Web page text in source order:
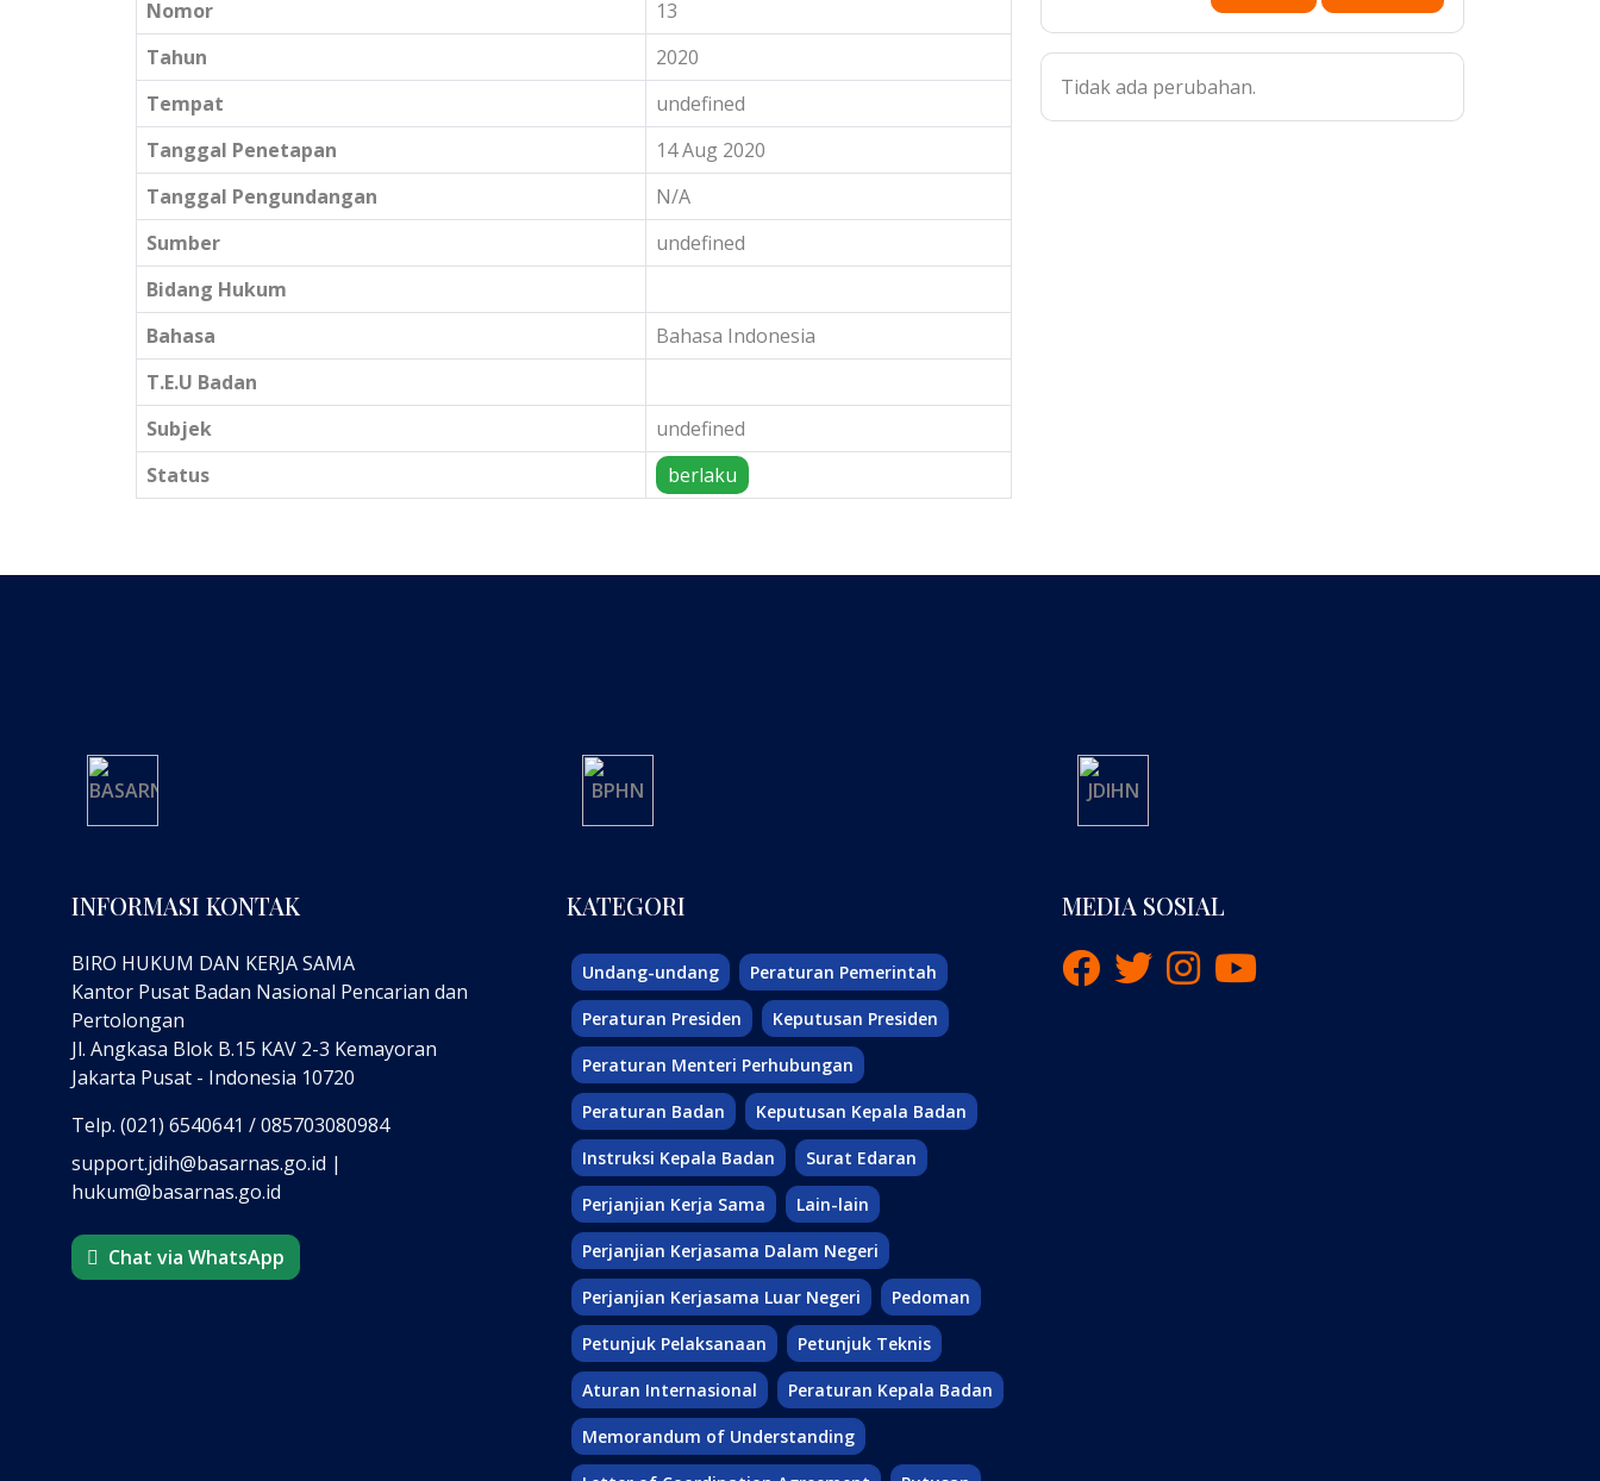
Nomor
13
Tahun
2020
Tempat
undefined
Tanggal Penetapan
14 Aug 2020
Tanggal Pengundangan
N/A
Sumber
undefined
Bidang Hukum
Bahasa
Bahasa Indonesia
T.E.U Badan
Subjek
undefined
Status
berlaku
Tidak ada perubahan.
INFORMASI KONTAK
BIRO HUKUM DAN KERJA SAMA
Kantor Pusat Badan Nasional Pencarian dan
Pertolongan
Jl. Angkasa Blok B.15 KAV 2-3 Kemayoran
Jakarta Pusat - Indonesia 10720
Telp. (021) 6540641 / 085703080984
support.jdih@basarnas.go.id |
hukum@basarnas.go.id
Chat via WhatsApp
KATEGORI
Undang-undang Peraturan Pemerintah
Peraturan Presiden Keputusan Presiden
Peraturan Menteri Perhubungan
Peraturan Badan Keputusan Kepala Badan
Instruksi Kepala Badan Surat Edaran
Perjanjian Kerja Sama Lain-lain
Perjanjian Kerjasama Dalam Negeri
Perjanjian Kerjasama Luar Negeri Pedoman
Petunjuk Pelaksanaan Petunjuk Teknis
Aturan Internasional Peraturan Kepala Badan
Memorandum of Understanding
MEDIA SOSIAL